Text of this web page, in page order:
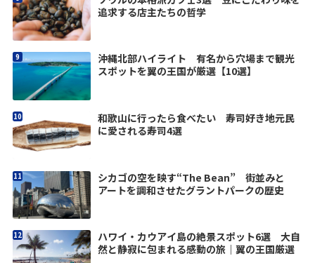
追求する店主たちの哲学
沖縄北部ハイライト 有名から穴場まで観光
スポットを翼の王国が厳選【10選】
和歌山に行ったら食べたい 寿司好き地元民
に愛される寿司4選
シカゴの空を映す“The Bean” 街並みと
アートを調和させたグラントパークの歴史
ハワイ・カウアイ島の絶景スポット6選 大自
然と静寂に包まれる感動の旅｜翼の王国厳選